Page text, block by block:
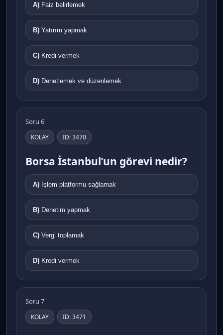
A) Faiz belirlemek
B) Yatırım yapmak
C) Kredi vermek
D) Denetlemek ve düzenlemek
Soru 6
KOLAY ID: 3470
Borsa İstanbul’un görevi nedir?
A) İşlem platformu sağlamak
B) Denetim yapmak
C) Vergi toplamak
D) Kredi vermek
Soru 7
KOLAY ID: 3471